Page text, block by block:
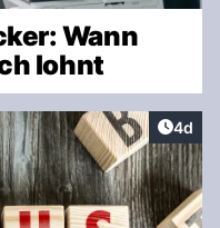
Wann
lohnt
4d